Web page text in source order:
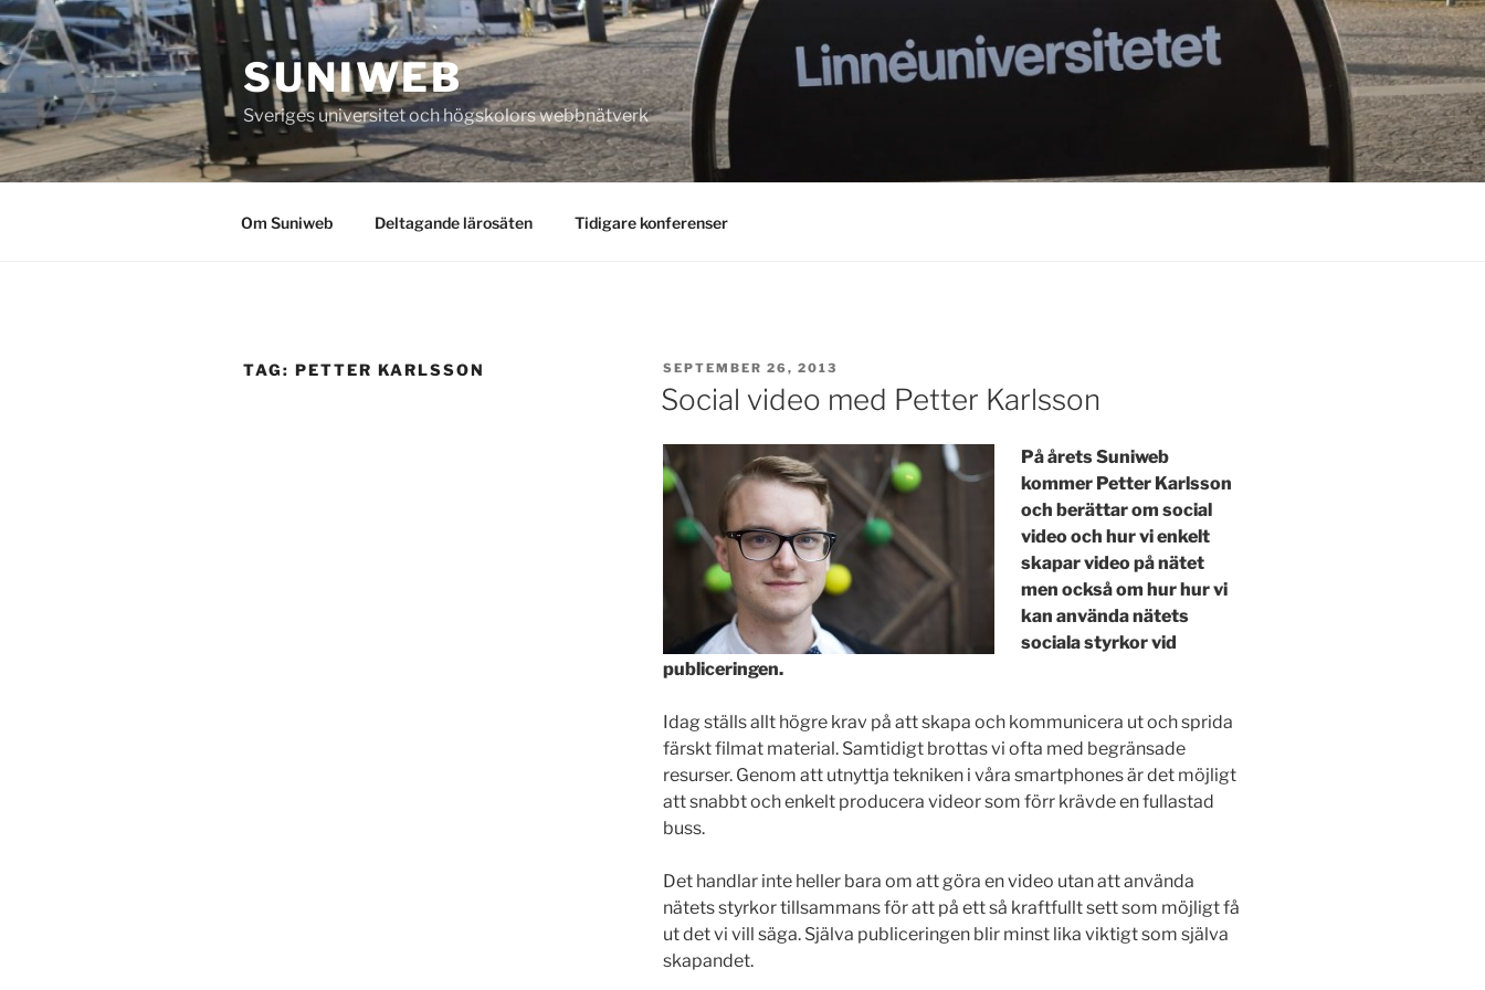
Skip
to
content
SUNIWEB
Sveriges universitet och högskolors webbnätverk
Om Suniweb Deltagande lärosäten Tidigare konferenser
TAG: PETTER KARLSSON
POSTED
ON
SEPTEMBER 26, 2013
Social video med Petter Karlsson
På årets Suniweb
kommer Petter Karlsson
och berättar om social
video och hur vi enkelt
skapar video på nätet
men också om hur hur vi
kan använda nätets
sociala styrkor vid
publiceringen.
Idag ställs allt högre krav på att skapa och kommunicera ut och sprida
färskt filmat material. Samtidigt brottas vi ofta med begränsade
resurser. Genom att utnyttja tekniken i våra smartphones är det möjligt
att snabbt och enkelt producera videor som förr krävde en fullastad
buss.
Det handlar inte heller bara om att göra en video utan att använda
nätets styrkor tillsammans för att på ett så kraftfullt sett som möjligt få
ut det vi vill säga. Själva publiceringen blir minst lika viktigt som själva
skapandet.